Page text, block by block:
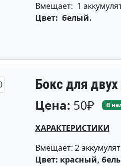
Вмещает: 1
Цвет: белый.
Бокс для
Цена: 50₽ В
ХАРАКТЕРИСТИКИ
Вмещает: 2
Цвет: красный,